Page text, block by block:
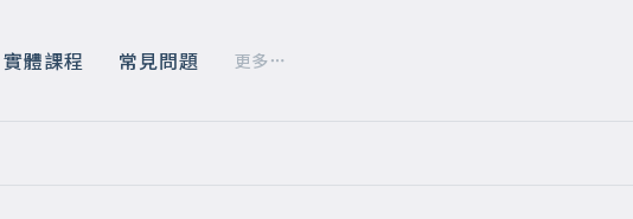
實體課程 常見問題 更多
時 46 分鐘